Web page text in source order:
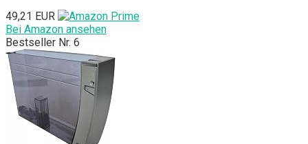
49,21 EUR
Bei Amazon ansehen
Bestseller Nr. 6